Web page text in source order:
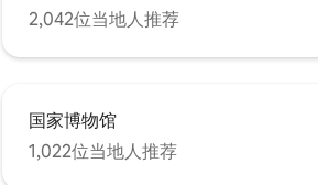
2,042位当地人推荐
国家博物馆
1,022位当地人推荐